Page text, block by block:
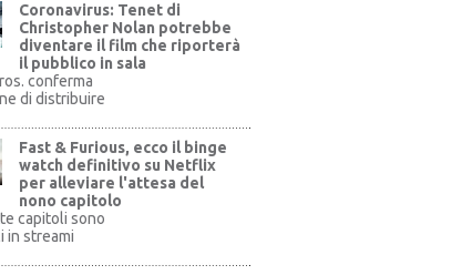
Coronavirus: Tenet di
Christopher Nolan potrebbe
diventare il film che riporterà
il pubblico in sala
conferma
di distribuire
Fast & Furious, ecco il binge
watch definitivo su Netflix
per alleviare l'attesa del
nono capitolo
capitoli sono
in streami